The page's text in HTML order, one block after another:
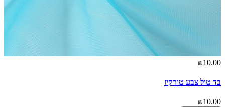
₪10.00
בד טול צבע טורקיז
₪10.00